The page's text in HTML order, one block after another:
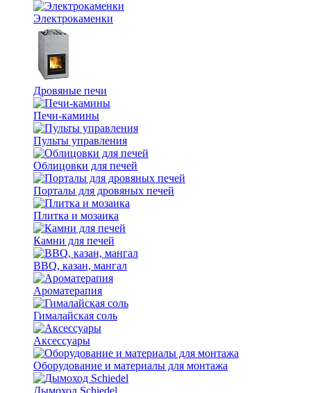
Электрокаменки
Дровяные печи
Печи-камины
Пульты управления
Облицовки для печей
Порталы для дровяных печей
Плитка и мозаика
Камни для печей
BBQ, казан, мангал
Ароматерапия
Гималайская соль
Аксессуары
Оборудование и материалы для монтажа
Дымоход Schiedel